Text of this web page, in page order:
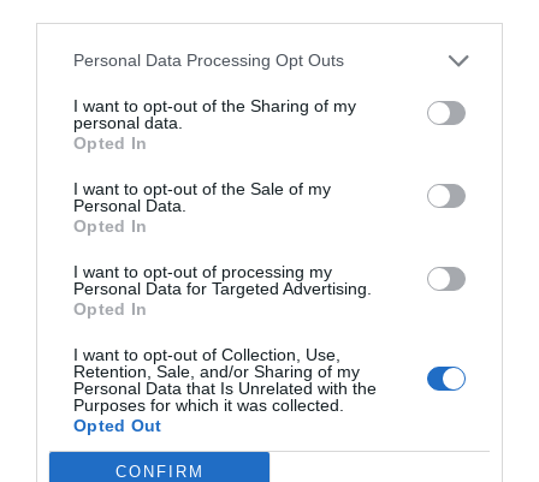
Personal Data Processing Opt Outs
I want to opt-out of the Sharing of my
personal data.
Opted In
I want to opt-out of the Sale of my
Personal Data.
Opted In
I want to opt-out of processing my
Personal Data for Targeted Advertising.
Opted In
I want to opt-out of Collection, Use,
Retention, Sale, and/or Sharing of my
Personal Data that Is Unrelated with the
Purposes for which it was collected.
Opted Out
CONFIRM